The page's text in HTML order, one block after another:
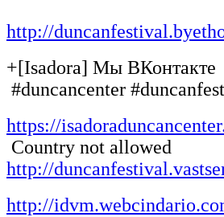
http://
+[Isadora] Мы ВКонтакте
#duncancenter
https://
Country not allowed
http://
http://